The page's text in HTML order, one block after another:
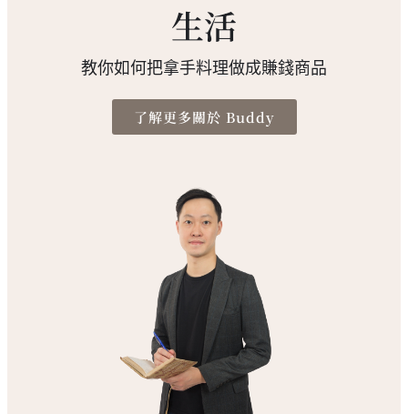
生活
教你如何把拿手料理做成賺錢商品
了解更多關於 Buddy